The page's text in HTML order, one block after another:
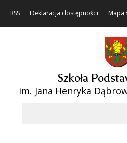
RSS Deklaracja dostępności Mapa
Szkoła
im. Jana Henryka